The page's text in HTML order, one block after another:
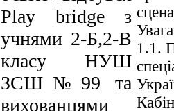
Play bridge з
учнями 2-Б,2-В
класу НУШ
ЗСШ№99 та
вихованцями
1.1.